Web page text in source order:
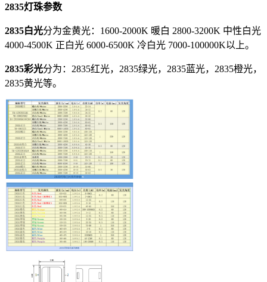
2835灯珠参数
2835白光分为金黄光：1600-2000K 暖白 2800-3200K 中性白光
4000-4500K 正白光 6000-6500K 冷白光 7000-100000K以上。
2835彩光分为：2835红光，2835绿光，2835蓝光，2835橙光，
2835黄光等。